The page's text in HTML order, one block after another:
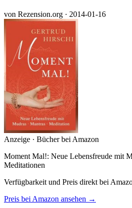
von Rezension.org · 2014-01-16
Anzeige · Bücher bei Amazon
Moment Mal!: Neue Lebensfreude mit
Meditationen
Verfügbarkeit und Preis direkt bei
Preis bei Amazon ansehen →